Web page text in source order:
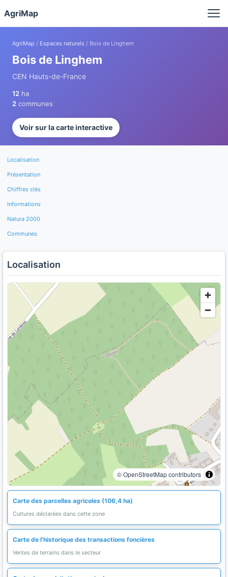
AgriMap
AgriMap / Espaces naturels / Bois de Linghem
Bois de Linghem
CEN Hauts-de-France
12 ha
2 communes
Voir sur la carte interactive
Localisation
Présentation
Chiffres clés
Informations
Natura 2000
Communes
Localisation
© OpenStreetMap contributors
Carte des parcelles agricoles (106,4 ha)
Cultures déclarées dans cette zone
Carte de l'historique des transactions foncières
Ventes de terrains dans le secteur